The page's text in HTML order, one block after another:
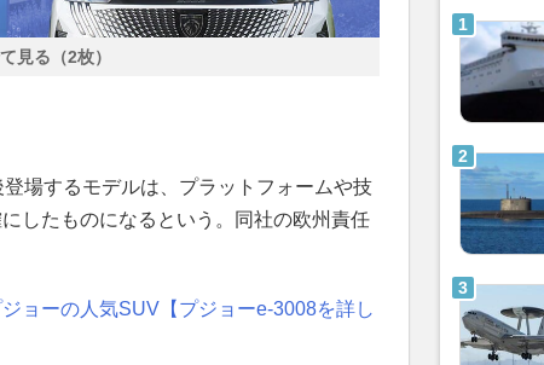
見る（2枚）
場するモデルは、プラットフォームや技
したものになるという。同社の欧州責任
ョーの人気SUV【プジョーe-3008を詳し